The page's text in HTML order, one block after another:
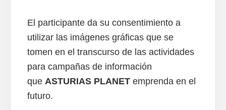
El participante da su consentimiento a
utilizar las imágenes gráficas que se
tomen en el transcurso de las actividades
para campañas de información
que ASTURIAS PLANET emprenda en el
futuro.